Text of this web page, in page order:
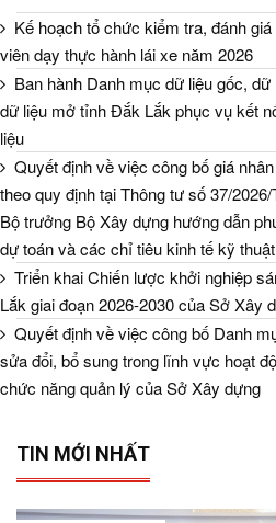
Kế hoạch tổ chức kiểm tra, đánh
viên dạy thực hành lái xe năm 2026
Ban hành Danh mục dữ liệu gốc,
dữ liệu mở tỉnh Đắk Lắk phục vụ kết
liệu
Quyết định về việc công bố giá
theo quy định tại Thông tư số 37/
Bộ trưởng Bộ Xây dựng hướng dẫn
dự toán và các chỉ tiêu kinh tế kỹ thuật
Triển khai Chiến lược khởi nghiệp
Lắk giai đoạn 2026-2030 của Sở Xây
Quyết định về việc công bố Danh
sửa đổi, bổ sung trong lĩnh vực hoạt
chức năng quản lý của Sở Xây dựng
TIN MỚI NHẤT